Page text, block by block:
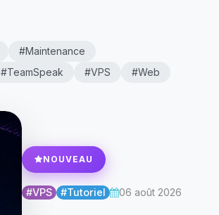
#Maintenance
#TeamSpeak #VPS #Web
NOUVEAU
#VPS #Tutoriel 06 août 2026